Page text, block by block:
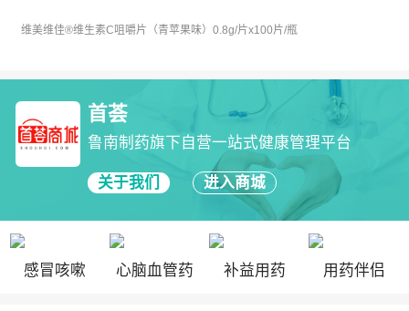
维美维佳®维生素C咀嚼片（青苹果味）0.8g/片x100片/瓶
首荟
鲁南制药旗下自营一站式健康管理平台
关于我们 进入商城
感冒咳嗽 心脑血管药 补益用药 用药伴侣